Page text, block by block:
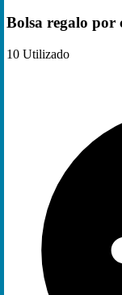
Bolsa regalo por
10 Utilizado